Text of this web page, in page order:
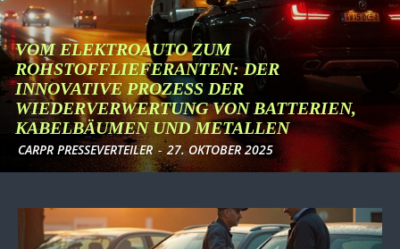
VOM ELEKTROAUTO ZUM
ROHSTOFFLIEFERANTEN: DER
INNOVATIVE PROZESS DER
WIEDERVERWERTUNG VON BATTERIEN,
KABELBÄUMEN UND METALLEN
CARPR PRESSEVERTEILER - 27. OKTOBER 2025